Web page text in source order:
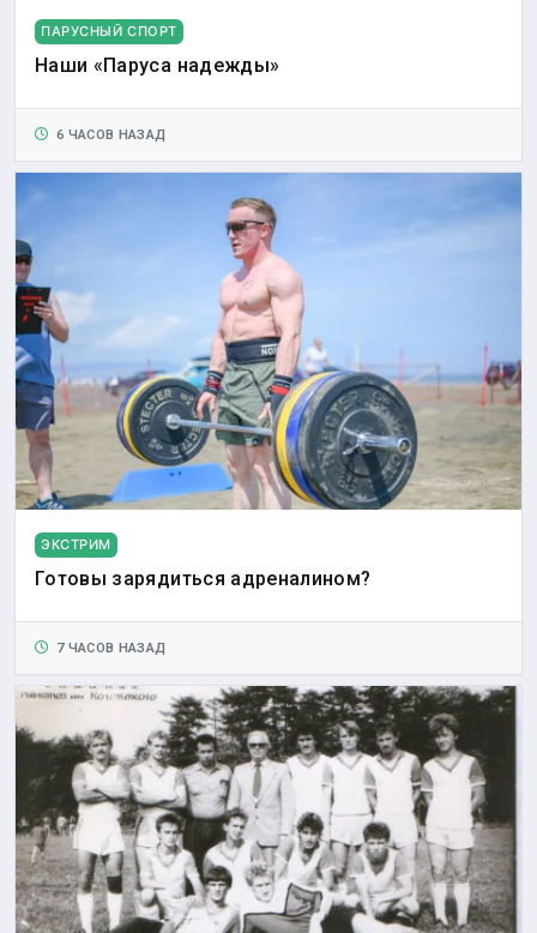
ПАРУСНЫЙ СПОРТ
Наши «Паруса надежды»
6 ЧАСОВ НАЗАД
ЭКСТРИМ
Готовы зарядиться адреналином?
7 ЧАСОВ НАЗАД